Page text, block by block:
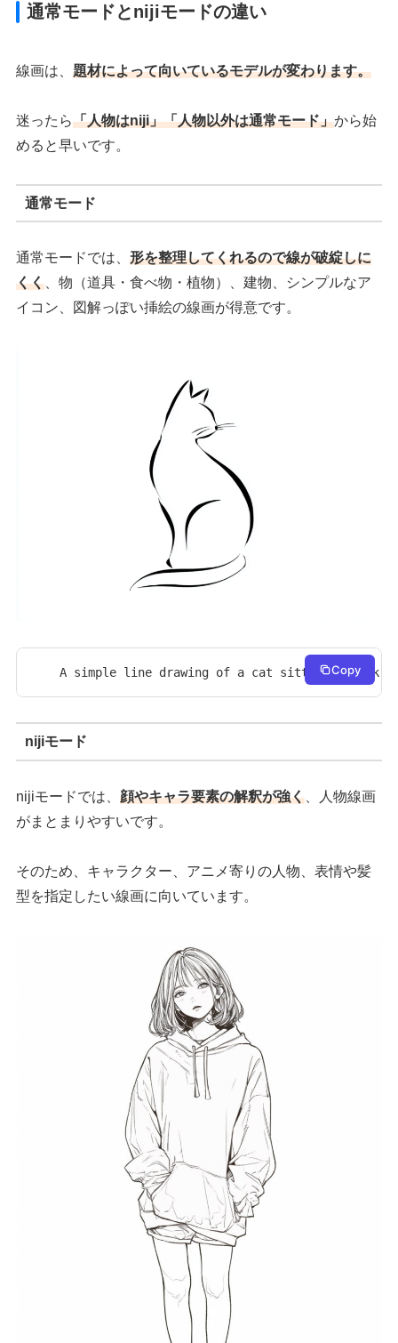
通常モードとnijiモードの違い
線画は、題材によって向いているモデルが変わります。
迷ったら「人物はniji」「人物以外は通常モード」から始
めると早いです。
通常モード
通常モードでは、形を整理してくれるので線が破綻しに
くく 、物（道具・食べ物・植物）、建物、シンプルなア
イコン、図解っぽい挿絵の線画が得意です。
A simple line drawing of a cat sitting, black
Copy
nijiモード
nijiモードでは、顔やキャラ要素の解釈が強く 、人物線画
がまとまりやすいです。
そのため、キャラクター、アニメ寄りの人物、表情や髪
型を指定したい線画に向いています。